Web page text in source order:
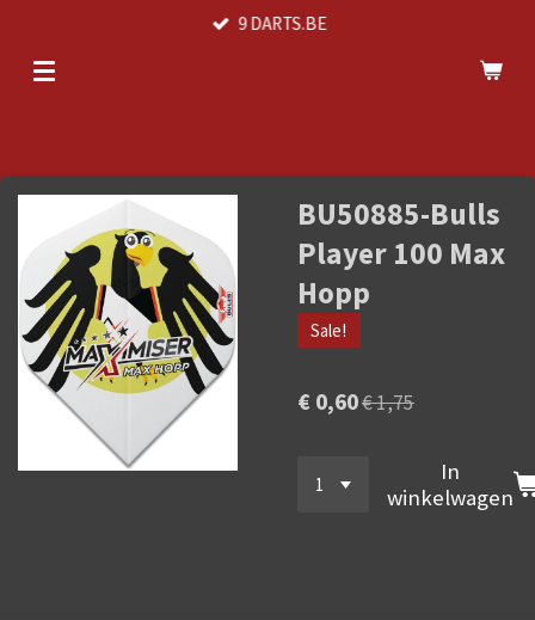
naar
9 DARTS.BE
BU50885-Bulls
Player 100 Max
Hopp
Sale!
€ 0,60€ 1,75
In
winkelwagen